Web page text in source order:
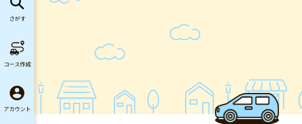
さがす
コース作成
アカウント